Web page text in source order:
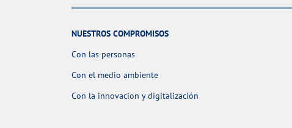
NUESTROS COMPROMISOS
Con las personas
Con el medio ambiente
Con la innovacion y digitalización